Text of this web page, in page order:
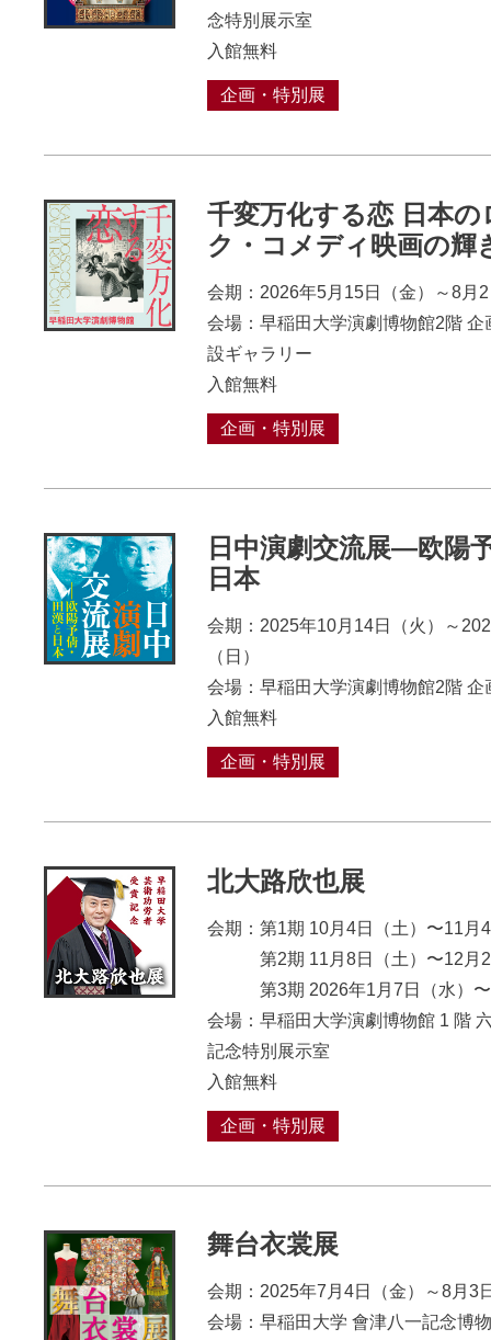
念特別展示室
入館無料
企画・特別展
千変万化する恋 日本
ク・コメディ映画の輝
会期：2026年5月15日（金）～8月
会場：早稲田大学演劇博物館2階 企
設ギャラリー
入館無料
企画・特別展
日中演劇交流展―欧陽
日本
会期：2025年10月14日（火）～
（日）
会場：早稲田大学演劇博物館2階 企
入館無料
企画・特別展
北大路欣也展
会期：第1期 10月4日（土）〜11月
第2期 11月8日（土）〜12月
第3期 2026年1月7日（⽔）〜
会場：早稲田大学演劇博物館 1 階
記念特別展示室
入館無料
企画・特別展
舞台衣裳展
会期：2025年7月4日（金）～8月3
会場：早稲田大学 會津八一記念博